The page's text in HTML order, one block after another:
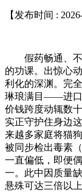
【发布时间 :
假药畅通、不
的功课。出惊心
利化的深渊。完
琳琅满目——进口
价钱跨度动辄数
实正守护住身边
来越多家庭将猫
被同步检出毒素
一直偏低，即便
一。此中因质量
悬殊可达三倍以